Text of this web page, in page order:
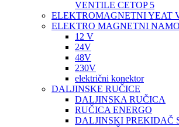
VENTILE CETOP 5
ELEKTROMAGNETNI YEAT
ELEKTRO MAGNETNI
12 V
24V
48V
230V
električni konektor
DALJINSKE RUČICE
DALJINSKA RUČICA
RUČICA ENERGO
DALJINSKI PREKIDAČ